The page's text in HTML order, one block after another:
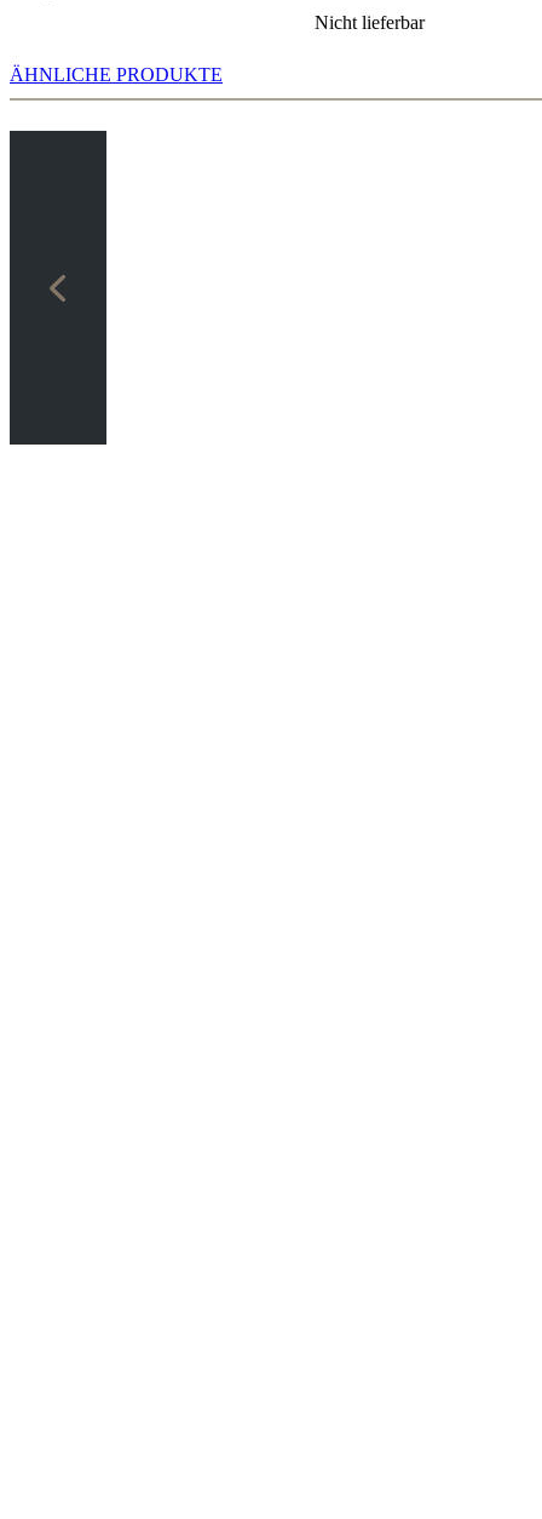
Nicht lieferbar
ÄHNLICHE PRODUKTE